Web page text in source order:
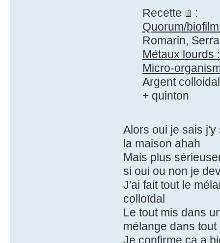
Recette
:
Quorum/
Romarin,
Métaux lourds :
Micro-
Argent colloidal
+ quinton
Alors oui je sais
la maison ahah
Mais plus
si oui ou non je
J'ai fait tout le
colloïdal
Le tout mis dans
mélange dans
Je confirme ça a